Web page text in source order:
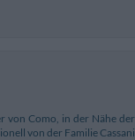
von Como, in der Nähe der
von der Familie Cassani